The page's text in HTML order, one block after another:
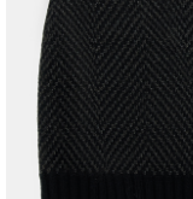
Адреса магазинов